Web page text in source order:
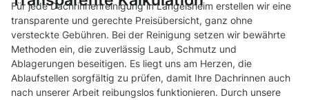
Für jede Dachrinnenreinigung in Langelsheim erstellen wir eine
transparente und gerechte Preisübersicht, ganz ohne
versteckte Gebühren. Bei der Reinigung setzen wir bewährte
Methoden ein, die zuverlässig Laub, Schmutz und
Ablagerungen beseitigen. Es liegt uns am Herzen, die
Ablaufstellen sorgfältig zu prüfen, damit Ihre Dachrinnen auch
nach unserer Arbeit reibungslos funktionieren. Durch unsere